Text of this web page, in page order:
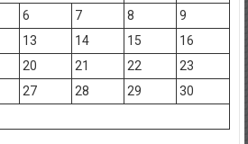
6 7 8
9
13 14 15
16
20 21 22
23
27 28 29
30